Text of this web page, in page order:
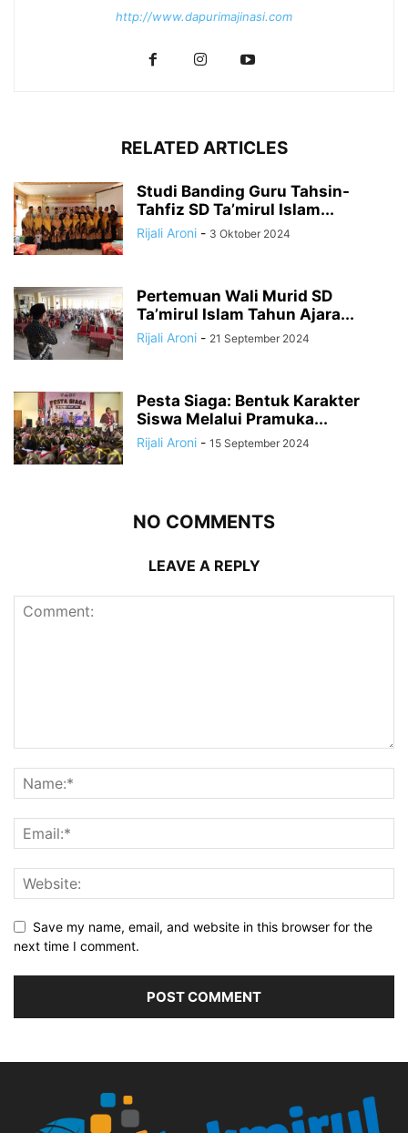
http://www.dapurimajinasi.com
RELATED ARTICLES
Studi Banding Guru Tahsin-
Tahfiz SD Ta’mirul Islam...
Rijali Aroni - 3 Oktober 2024
Pertemuan Wali Murid SD
Ta’mirul Islam Tahun Ajara...
Rijali Aroni - 21 September 2024
Pesta Siaga: Bentuk Karakter
Siswa Melalui Pramuka...
Rijali Aroni - 15 September 2024
NO COMMENTS
LEAVE A REPLY
Save my name, email, and website in this browser for the
next time I comment.